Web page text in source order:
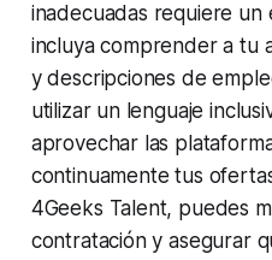
inadecuadas requiere
incluya comprender a tu
y descripciones de
utilizar un lenguaje
aprovechar las
continuamente tus
4Geeks Talent, puedes
contratación y asegurar